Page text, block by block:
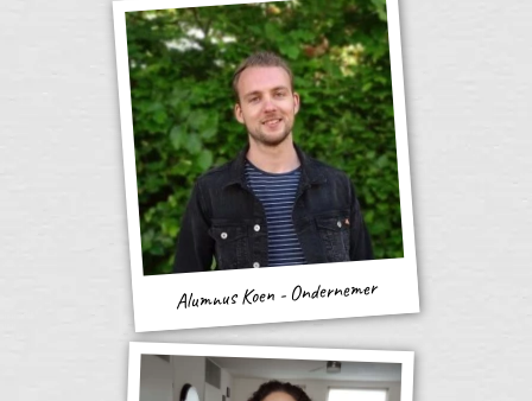
Alumnus Koen - Ondernemer